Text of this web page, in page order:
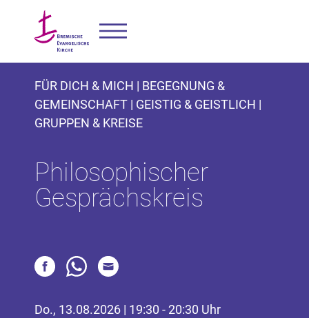
FÜR DICH & MICH | BEGEGNUNG &
GEMEINSCHAFT | GEISTIG & GEISTLICH |
GRUPPEN & KREISE
Philosophischer
Gesprächskreis
Do., 13.08.2026 | 19:30 - 20:30 Uhr